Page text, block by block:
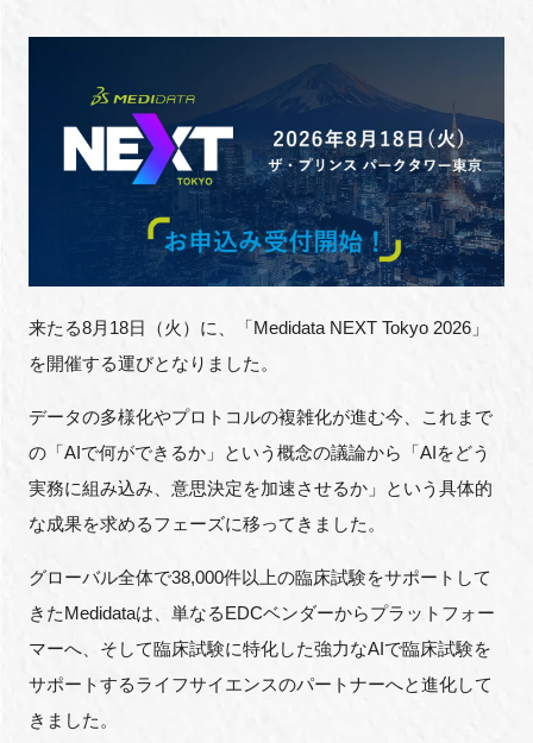
プログラム
ニュース・掲示板
LINK-Jを知る
施設・アクセス
FAQ
来たる8月18日（火）に、「Medidata NEXT Tokyo 2026」
を開催する運びとなりました。
データの多様化やプロトコルの複雑化が進む今、これまで
の「AIで何ができるか」という概念の議論から「AIをどう
実務に組み込み、意思決定を加速させるか」という具体的
な成果を求めるフェーズに移ってきました。
グローバル全体で38,000件以上の臨床試験をサポートして
きたMedidataは、単なるEDCベンダーからプラットフォー
マーへ、そして臨床試験に特化した強力なAIで臨床試験を
サポートするライフサイエンスのパートナーへと進化して
きました。